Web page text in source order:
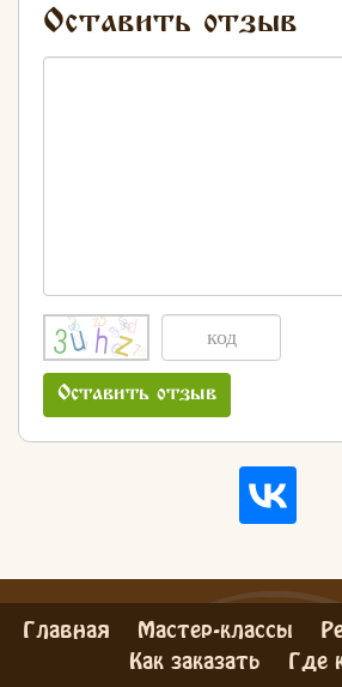
Оставить отзыв
Оставить отзыв
Главная Мастер-классы
Как заказать Где